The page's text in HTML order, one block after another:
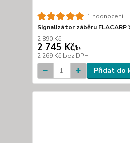
1 hodnocení
Signalizátor záběru FLACARP
2 890 Kč
2 745 Kč/ks
2 269 Kč bez DPH
Přidat do